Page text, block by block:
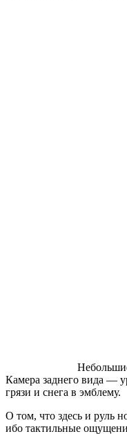
Камера заднего вида ―
грязи и снега в эмблему.
О том, что здесь и руль
ибо тактильные